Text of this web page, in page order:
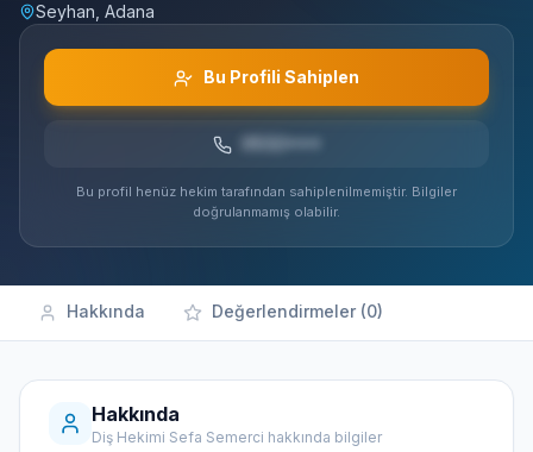
Seyhan, Adana
Bu Profili Sahiplen
Bu profil henüz hekim tarafından sahiplenilmemiştir. Bilgiler
doğrulanmamış olabilir.
Hakkında Değerlendirmeler (0)
Hakkında
Diş Hekimi Sefa Semerci hakkında bilgiler